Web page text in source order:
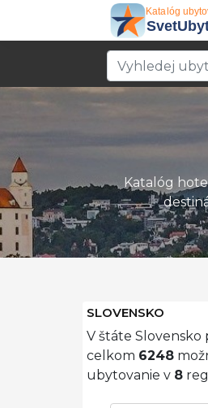
Katalóg
SLOVENSKO
V štáte Slovensko
celkom 6248
ubytovanie v 8